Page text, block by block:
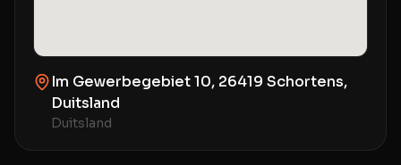
Im Gewerbegebiet 10, 26419 Schortens,
Duitsland
Duitsland